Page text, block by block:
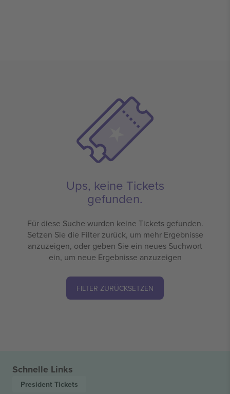
Ups, keine Tickets
gefunden.
Für diese Suche wurden keine Tickets gefunden.
Setzen Sie die Filter zurück, um mehr Ergebnisse
anzuzeigen, oder geben Sie ein neues Suchwort
ein, um neue Ergebnisse anzuzeigen
FILTER ZURÜCKSETZEN
Schnelle Links
President Tickets